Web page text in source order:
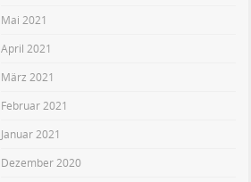
Mai 2021
April 2021
März 2021
Februar 2021
Januar 2021
Dezember 2020